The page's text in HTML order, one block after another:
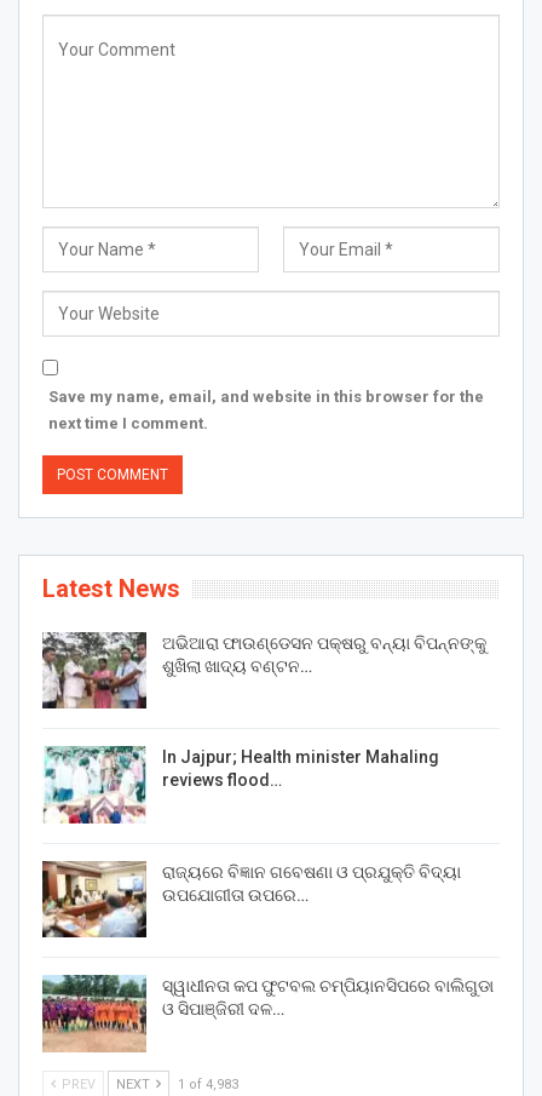
Save my name, email, and website in this browser for the
next time I comment.
Latest News
ଅଭିଆରା ଫାଉଣ୍ଡେସନ ପକ୍ଷରୁ ବନ୍ୟା ବିପନ୍ନଙ୍କୁ
ଶୁଖିଲା ଖାଦ୍ୟ ବଣ୍ଟନ…
In Jajpur; Health minister Mahaling
reviews flood…
ରାଜ୍ୟରେ ବିଜ୍ଞାନ ଗବେଷଣା ଓ ପ୍ରଯୁକ୍ତି ବିଦ୍ୟା
ଉପଯୋଗୀତା ଉପରେ…
ସ୍ୱାଧୀନତା କପ ଫୁଟବଲ ଚମ୍ପିୟାନସିପରେ ବାଲିଗୁଡା
ଓ ସିପାଞ୍ଜିରୀ ଦଳ…
PREV NEXT 1 of 4,983